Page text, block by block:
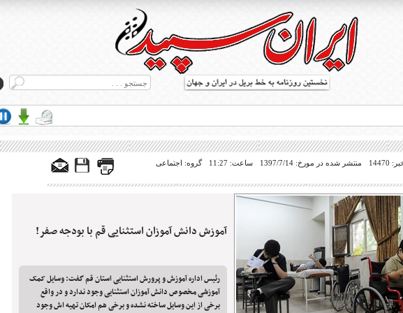
بریل در جهان
منتشر شده در مورخ: 1397/7/14 ساعت: 11:27 گروه: اجتماعی
آموزش دانش آموزان استثنایی قم با بودجه صفر!
رئیس اداره آموزش و پرورش استثنایی استان قم گفت: وسایل کمک
آموزشی مخصوص دانش آموزان استثنایی وجود ندارد و در واقع
برخی از این وسایل ساخته نشده و برخی هم امکان تهیه اش وجود